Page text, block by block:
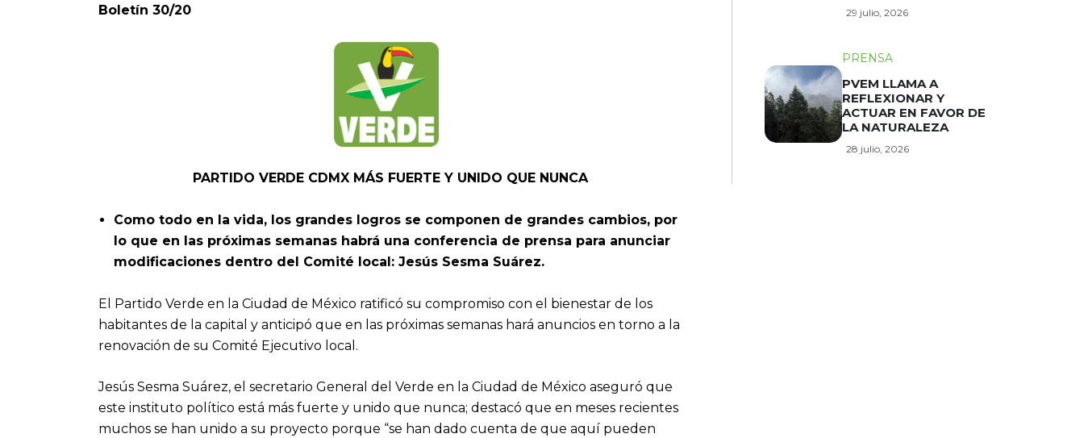
Boletín 30/20
PARTIDO VERDE CDMX MÁS FUERTE Y UNIDO QUE NUNCA
Como todo en la vida, los grandes logros se componen de grandes cambios, por
lo que en las próximas semanas habrá una conferencia de prensa para anunciar
modificaciones dentro del Comité local: Jesús Sesma Suárez.
El Partido Verde en la Ciudad de México ratificó su compromiso con el bienestar de los
habitantes de la capital y anticipó que en las próximas semanas hará anuncios en torno a la
renovación de su Comité Ejecutivo local.
Jesús Sesma Suárez, el secretario General del Verde en la Ciudad de México aseguró que
este instituto político está más fuerte y unido que nunca; destacó que en meses recientes
muchos se han unido a su proyecto porque “se han dado cuenta de que aquí pueden
29 julio, 2026
PRENSA
PVEM LLAMA A
REFLEXIONAR Y
ACTUAR EN FAVOR DE
LA NATURALEZA
28 julio, 2026